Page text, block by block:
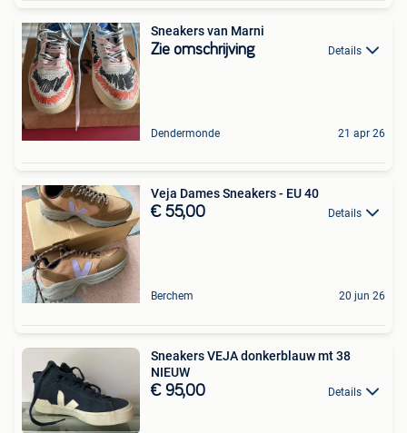
Sneakers van Marni
Zie omschrijving Details
Dendermonde 21 apr 26
Veja Dames Sneakers - EU 40
€ 55,00 Details
Berchem 20 jun 26
Sneakers VEJA donkerblauw mt 38
NIEUW
€ 95,00 Details